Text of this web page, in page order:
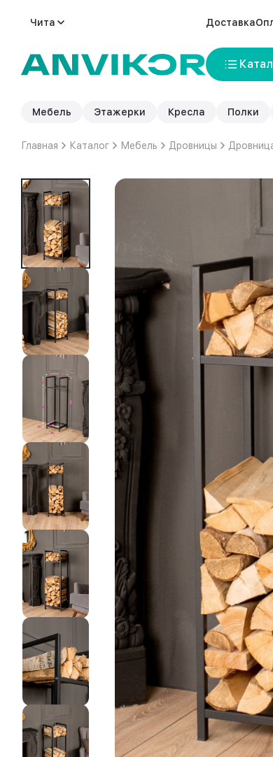
Чита Доставка
Мебель Этажерки Кресла Полки
Главная Каталог Мебель Дровницы